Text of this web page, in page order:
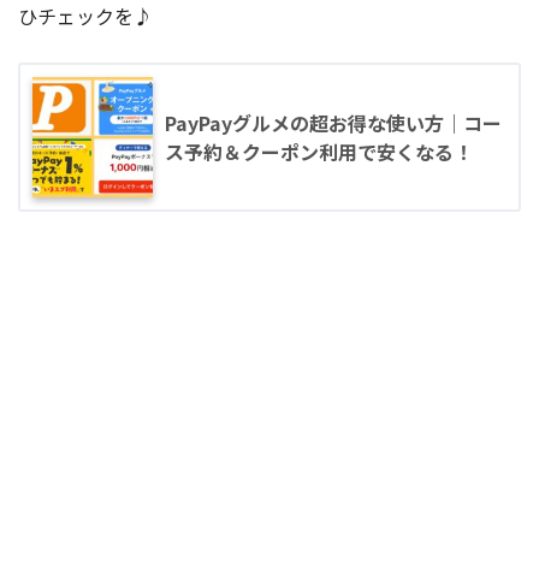
ひチェックを♪
PayPayグルメの超お得な使い方｜コー
ス予約＆クーポン利用で安くなる！